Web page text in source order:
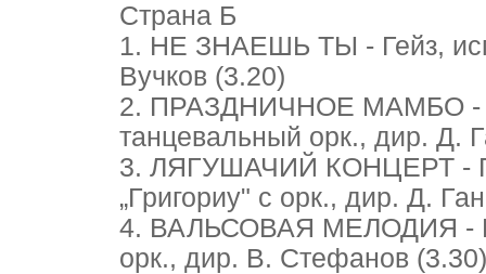
Страна Б
1. НЕ ЗНАЕШЬ ТЫ - Гейз,
Вучков (3.20)
2. ПРАЗДНИЧНОЕ МАМБО -
танцевальный орк., дир. Д.
3. ЛЯГУШАЧИЙ КОНЦЕРТ - Г.
„Григориу" с орк., дир. Д.
4. ВАЛЬСОВАЯ МЕЛОДИЯ -
орк., дир. В. Стефанов (3.30)